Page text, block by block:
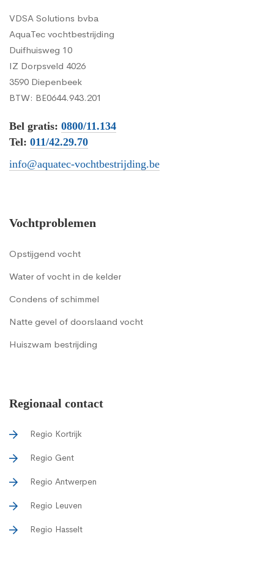
VDSA Solutions bvba
AquaTec vochtbestrijding
Duifhuisweg 10
IZ Dorpsveld 4026
3590 Diepenbeek
BTW: BE0644.943.201
Bel gratis: 0800/11.134
Tel: 011/42.29.70
info@aquatec-vochtbestrijding.be
Vochtproblemen
Opstijgend vocht
Water of vocht in de kelder
Condens of schimmel
Natte gevel of doorslaand vocht
Huiszwam bestrijding
Regionaal contact
Regio Kortrijk
Regio Gent
Regio Antwerpen
Regio Leuven
Regio Hasselt